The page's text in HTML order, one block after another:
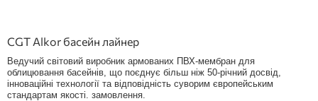
CGT Alkor басейн лайнер
Ведучий світовий виробник армованих ПВХ-мембран для
облицювання басейнів, що поєднує більш ніж 50-річний досвід,
інноваційні технології та відповідність суворим європейським
стандартам якості. замовлення.